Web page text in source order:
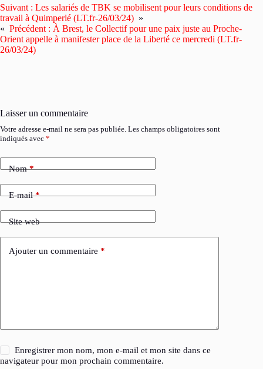
Suivant : Les salariés de TBK se mobilisent pour leurs conditions de
travail à Quimperlé (LT.fr-26/03/24) »
« Précédent : À Brest, le Collectif pour une paix juste au Proche-
Orient appelle à manifester place de la Liberté ce mercredi (LT.fr-
26/03/24)
Laisser un commentaire
Votre adresse e-mail ne sera pas publiée. Les champs obligatoires sont
indiqués avec *
Nom*
E-mail*
Site web
Ajouter un commentaire *
Enregistrer mon nom, mon e-mail et mon site dans ce
navigateur pour mon prochain commentaire.